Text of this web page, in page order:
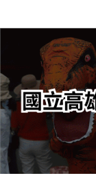
轉
要
內
容